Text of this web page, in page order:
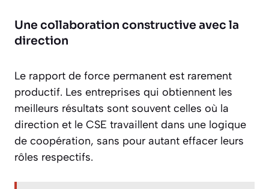
Une collaboration constructive avec la
direction
Le rapport de force permanent est rarement
productif. Les entreprises qui obtiennent les
meilleurs résultats sont souvent celles où la
direction et le CSE travaillent dans une logique
de coopération, sans pour autant effacer leurs
rôles respectifs.